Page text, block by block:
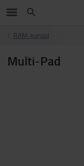
RAM-konzol
Multi-Pad